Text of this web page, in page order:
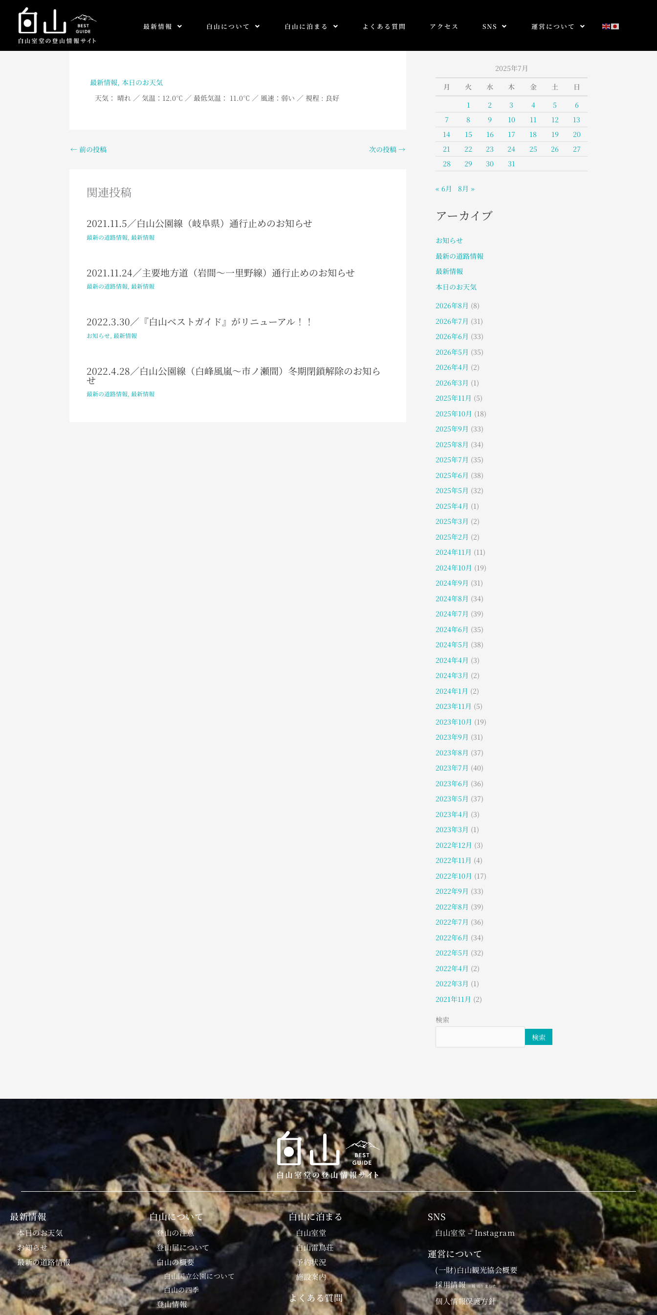
最新情報 白山について 白山に泊まる よくある質問 アクセス SNS 運営について
最新情報, 本日のお天気
天気： 晴れ ／ 気温：12.0℃ ／ 最低気温： 11.0℃ ／ 風速：弱い ／ 視程 : 良好
← 前の投稿 次の投稿 →
関連投稿
2021.11.5／白山公園線（岐阜県）通行止めのお知らせ
最新の道路情報, 最新情報
2021.11.24／主要地方道（岩間～一里野線）通行止めのお知らせ
最新の道路情報, 最新情報
2022.3.30／『白山ベストガイド』がリニューアル！！
お知らせ, 最新情報
2022.4.28／白山公園線（白峰風嵐～市ノ瀬間）冬期閉鎖解除のお知ら
せ
最新の道路情報, 最新情報
2025年7月
月
火 水 木 金 土
日
1
2 3 4 5
6
7
8 9 10 11 12
13
14
15 16 17 18 19
20
21
22 23 24 25 26
27
28
29 30 31
« 6月 8月 »
アーカイブ
お知らせ
最新の道路情報
最新情報
本日のお天気
2026年8月 (8)
2026年7月 (31)
2026年6月 (33)
2026年5月 (35)
2026年4月 (2)
2026年3月 (1)
2025年11月 (5)
2025年10月 (18)
2025年9月 (33)
2025年8月 (34)
2025年7月 (35)
2025年6月 (38)
2025年5月 (32)
2025年4月 (1)
2025年3月 (2)
2025年2月 (2)
2024年11月 (11)
2024年10月 (19)
2024年9月 (31)
2024年8月 (34)
2024年7月 (39)
2024年6月 (35)
2024年5月 (38)
2024年4月 (3)
2024年3月 (2)
2024年1月 (2)
2023年11月 (5)
2023年10月 (19)
2023年9月 (31)
2023年8月 (37)
2023年7月 (40)
2023年6月 (36)
2023年5月 (37)
2023年4月 (3)
2023年3月 (1)
2022年12月 (3)
2022年11月 (4)
2022年10月 (17)
2022年9月 (33)
2022年8月 (39)
2022年7月 (36)
2022年6月 (34)
2022年5月 (32)
2022年4月 (2)
2022年3月 (1)
2021年11月 (2)
検索
検索
最新情報
本日のお天気
お知らせ
最新の道路情報
白山について
登山の注意
登山届について
白山の概要
白山国立公園について
白山の四季
登山情報
白山に泊まる
白山室堂
白山雷鳥荘
予約状況
施設案内
よくある質問
SNS
白山室堂 – Instagram
運営について
(一財)白山観光協会概要
採用情報※締切りました
個人情報保護方針